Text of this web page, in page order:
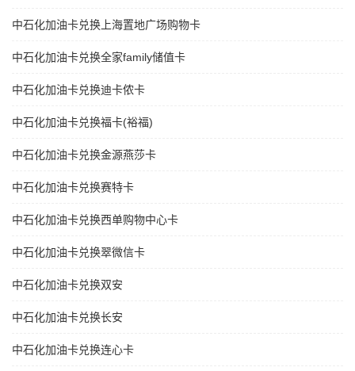
中石化加油卡兑换上海置地广场购物卡
中石化加油卡兑换全家family储值卡
中石化加油卡兑换迪卡侬卡
中石化加油卡兑换福卡(裕福)
中石化加油卡兑换金源燕莎卡
中石化加油卡兑换赛特卡
中石化加油卡兑换西单购物中心卡
中石化加油卡兑换翠微信卡
中石化加油卡兑换双安
中石化加油卡兑换长安
中石化加油卡兑换连心卡